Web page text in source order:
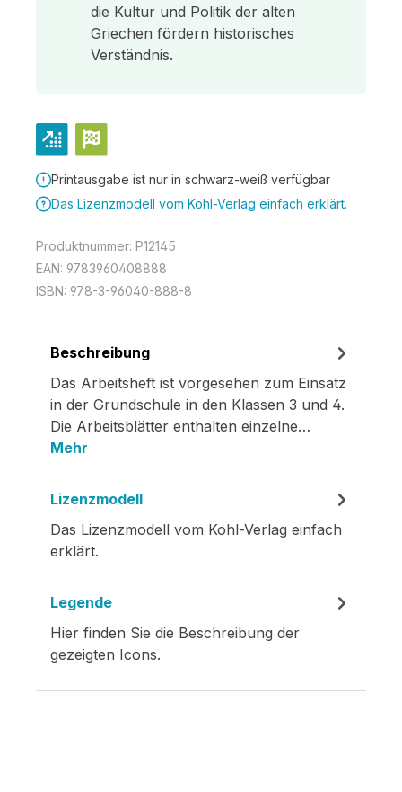
die Kultur und Politik der alten
Griechen fördern historisches
Verständnis.
Printausgabe ist nur in schwarz-weiß verfügbar
Das Lizenzmodell vom Kohl-Verlag einfach erklärt.
Produktnummer: P12145
EAN: 9783960408888
ISBN: 978-3-96040-888-8
Beschreibung
Das Arbeitsheft ist vorgesehen zum Einsatz
in der Grundschule in den Klassen 3 und 4.
Die Arbeitsblätter enthalten einzelne…
Mehr
Lizenzmodell
Das Lizenzmodell vom Kohl-Verlag einfach
erklärt.
Legende
Hier finden Sie die Beschreibung der
gezeigten Icons.